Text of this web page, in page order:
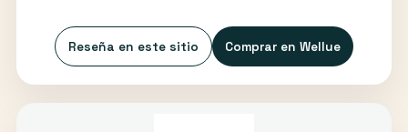
Reseña en este sitio Comprar en Wellue